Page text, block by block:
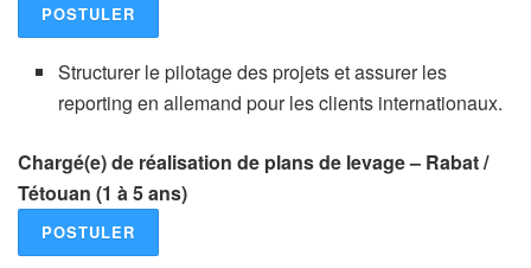
POSTULER
Structurer le pilotage des projets et assurer les
reporting en allemand pour les clients internationaux.
Chargé(e) de réalisation de plans de levage – Rabat /
Tétouan (1 à 5 ans)
POSTULER